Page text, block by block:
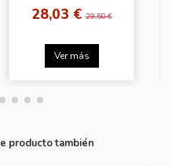
Out Ver.]
28,03 €29,50 €
Ver más
producto también